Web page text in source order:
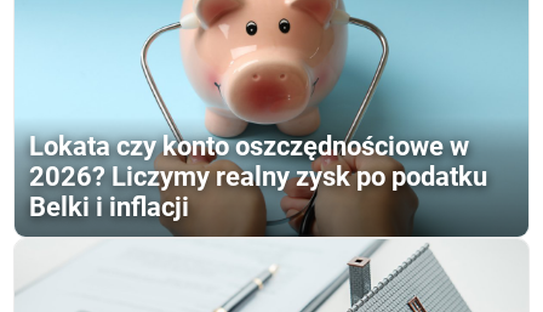
Lokata czy konto oszczędnościowe w
2026? Liczymy realny zysk po podatku
Belki i inflacji